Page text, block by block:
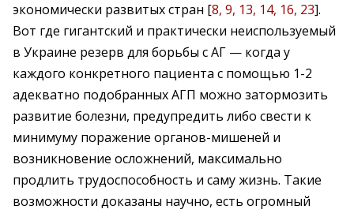
экономически развитых стран [8, 9, 13, 14, 16, 23].
Вот где гигантский и практически неиспользуемый
в Украине резерв для борьбы с АГ — когда у
каждого конкретного пациента с помощью 1-2
адекватно подобранных АГП можно затормозить
развитие болезни, предупредить либо свести к
минимуму поражение органов-мишеней и
возникновение осложнений, максимально
продлить трудоспособность и саму жизнь. Такие
возможности доказаны научно, есть огромный